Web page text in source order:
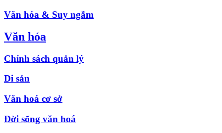
Văn hóa & Suy ngẫm
Văn hóa
Chính sách quản lý
Di sản
Văn hoá cơ sở
Đời sống văn hoá